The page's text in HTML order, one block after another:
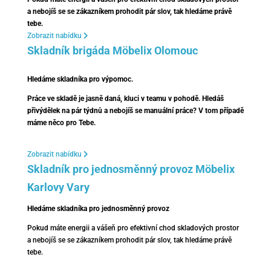
a nebojíš se se zákazníkem prohodit pár slov, tak hledáme právě
tebe.
Zobrazit nabídku
Skladník brigáda Möbelix Olomouc
Hledáme skladníka pro výpomoc.
Práce ve skladě je jasně daná, kluci v teamu v pohodě. Hledáš
přivýdělek na pár týdnů a nebojíš se manuální práce? V tom případě
máme něco pro Tebe.
Zobrazit nabídku
Skladník pro jednosměnný provoz Möbelix
Karlovy Vary
Hledáme skladníka pro jednosměnný provoz
Pokud máte energii a vášeň pro efektivní chod skladových prostor
a nebojíš se se zákazníkem prohodit pár slov, tak hledáme právě
tebe.